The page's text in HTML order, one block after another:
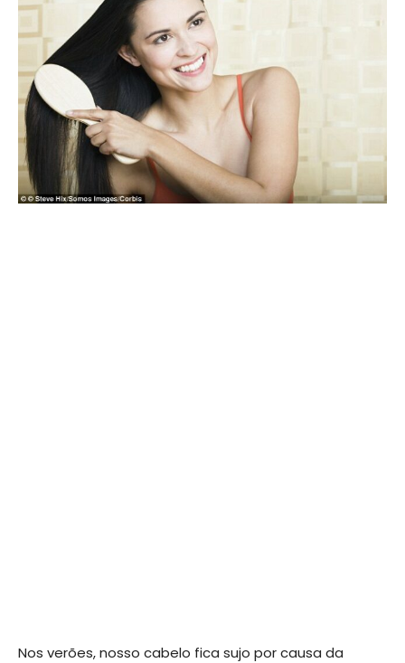
Nos verões, nosso cabelo fica sujo por causa da